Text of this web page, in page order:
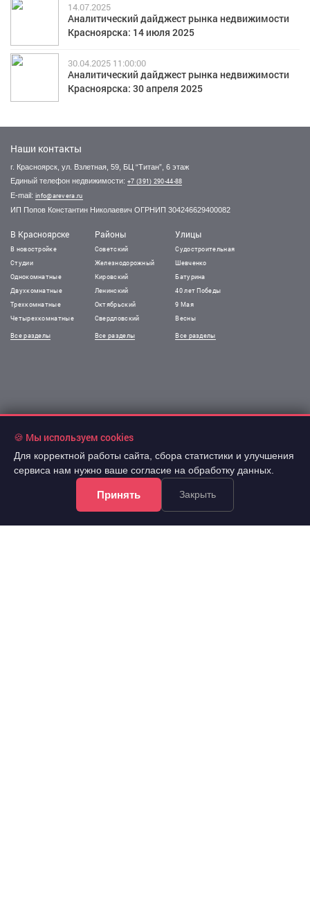
14.07.2025
Аналитический дайджест рынка недвижимости
Красноярска: 14 июля 2025
30.04.2025 11:00:00
Аналитический дайджест рынка недвижимости
Красноярска: 30 апреля 2025
Наши контакты
г. Красноярск, ул. Взлетная, 59, БЦ “Титан”, 6 этаж
Единый телефон недвижимости: +7 (391) 290-44-88
E-mail: info@arevera.ru
ИП Попов Константин Николаевич ОГРНИП 304246629400082
В Красноярске
В новостройке
Студии
Однокомнатные
Двухкомнатные
Трехкомнатные
Четырехкомнатные
Все разделы
Районы
Советский
Железнодорожный
Кировский
Ленинский
Октябрьский
Свердловский
Все разделы
Улицы
Судостроительная
Шевченко
Батурина
40 лет Победы
9 Мая
Весны
Все разделы
🍪 Мы используем cookies
Для корректной работы сайта, сбора статистики и улучшения
сервиса нам нужно ваше согласие на обработку данных.
Принять Закрыть